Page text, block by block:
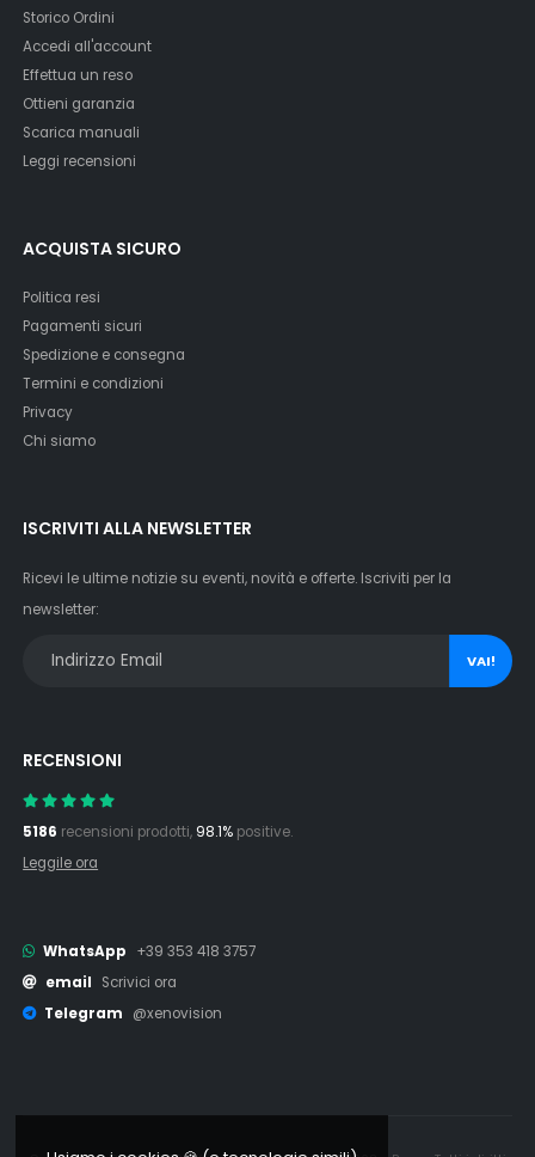
Storico Ordini
Accedi all'account
Effettua un reso
Ottieni garanzia
Scarica manuali
Leggi recensioni
ACQUISTA SICURO
Politica resi
Pagamenti sicuri
Spedizione e consegna
Termini e condizioni
Privacy
Chi siamo
ISCRIVITI ALLA NEWSLETTER
Ricevi le ultime notizie su eventi, novità e offerte. Iscriviti per la
newsletter:
VAI!
RECENSIONI
5186 recensioni prodotti, 98.1% positive.
Leggile ora
WhatsApp
+39 353 418 3757
email
Scrivici ora
Telegram
@xenovision